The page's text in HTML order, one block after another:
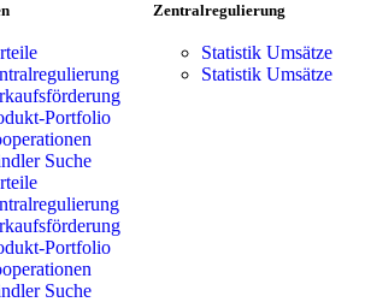
Portfolio
Suche
Portfolio
Suche
Zentralregulierung
Statistik Umsätze
Statistik Umsätze